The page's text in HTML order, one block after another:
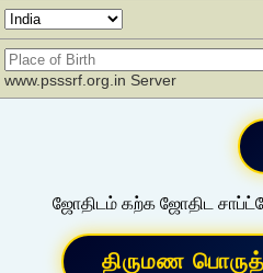
www.psssrf.org.in Server
ஜோதிடம் கற்க ஜோதிட